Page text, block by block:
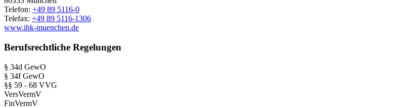
Telefon: +49 89 5116-0
Telefax: +49 89 5116-1306
www.ihk-muenchen.de
Berufsrechtliche Regelungen
§ 34d GewO
§ 34f GewO
§§ 59 - 68 VVG
VersVermV
FinVermV